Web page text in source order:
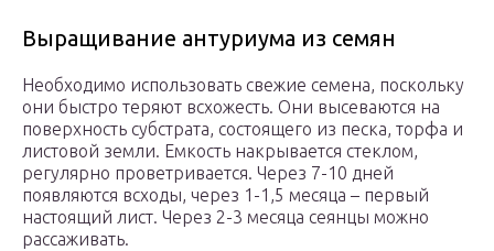
Выращивание антуриума из семян
Необходимо использовать свежие семена, поскольку
они быстро теряют всхожесть. Они высеваются на
поверхность субстрата, состоящего из песка, торфа и
листовой земли. Емкость накрывается стеклом,
регулярно проветривается. Через 7-10 дней
появляются всходы, через 1-1,5 месяца – первый
настоящий лист. Через 2-3 месяца сеянцы можно
рассаживать.